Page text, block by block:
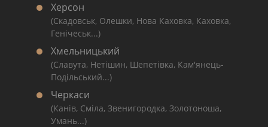
Херсон
(Скадовськ, Олешки, Нова Каховка, Каховка,
Генічеськ...)
Хмельницький
(Славута, Нетішин, Шепетівка, Кам'янець-
Подільський...)
Черкаси
(Канів, Сміла, Звенигородка, Золотоноша,
Умань...)